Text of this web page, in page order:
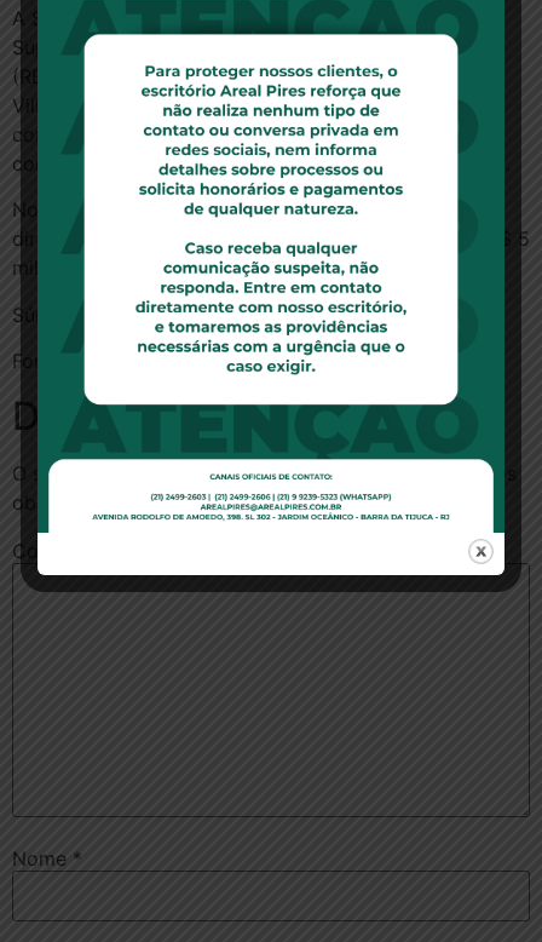
A Súmula 184 do TJ-PE reafirma entendimento do
Superior Tribunal de Justiça no recurso especial
(REsp 1785802/SP), sob relatoria do ministro Ricardo
Villas Bôas Cueva. No entendimento do STJ, o
comprador de um imóvel pode se valer da legislação
consumerista mesmo não sendo seu destinatário final.
No acórdão, a 6ª Câmara Cível ainda reconheceu o
direito a indenização por danos morais no valor de R$ 5
mil aos autores da ação original em primeiro grau.
Súmula 184
Fonte: ConJur
Deixe um comentário
O seu endereço de e-mail não será publicado.
Campos
obrigatórios são marcados com*
Comentário
Nome *